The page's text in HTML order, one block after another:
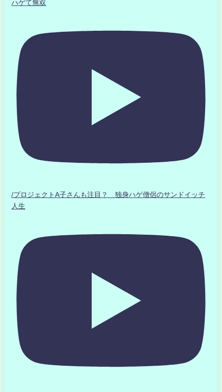
ハゲて無双
/プロジェクトA子さんも注目？ 独身ハゲ僧侶のサンドイッチ
人生